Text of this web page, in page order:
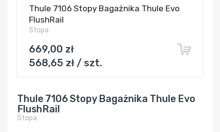
Thule 7106 Stopy Bagażnika Thule Evo
FlushRail
Stopa
669,00 zł
568,65 zł / szt.
Thule 7106 Stopy Bagażnika Thule Evo
FlushRail
Stopa